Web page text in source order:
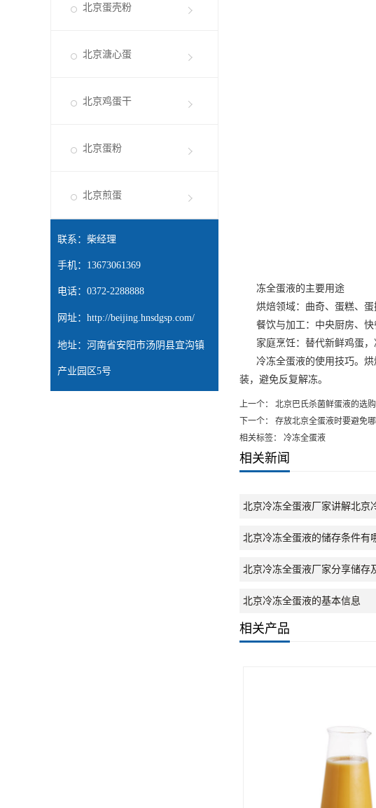
北京蛋壳粉
北京溏心蛋
北京鸡蛋干
北京蛋粉
北京煎蛋
联系：柴经理
手机：13673061369
电话：0372-2288888
网址： http://beijing.hnsdgsp.com/
地址：河南省安阳市汤阴县宜沟镇
产业园区5号
冻全蛋液的主要用途
烘焙领域：曲奇、蛋糕、蛋
餐饮与加工：中央厨房、快
家庭烹饪：替代新鲜鸡蛋，
冷冻全蛋液的使用技巧。烘
装，避免反复解冻。
上一个：
北京巴氏杀菌鲜蛋液的选
下一个：
存放北京全蛋液时要避免
相关标签： 冷冻全蛋液
相关新闻
北京冷冻全蛋液厂家讲解北京
北京冷冻全蛋液的储存条件有
北京冷冻全蛋液厂家分享储存
北京冷冻全蛋液的基本信息
相关产品